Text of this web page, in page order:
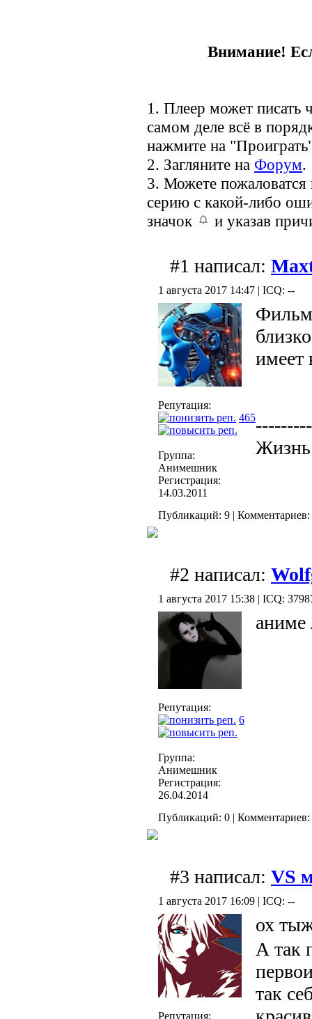
Внимание!
1. Плеер может писать
самом деле всё в
нажмите на
2. Загляните на Форум.
3. Можете
серию с какой-либо
значок
и указав
#1 написал:
1 августа 2017 14:47 | ICQ: --
Репутация:
465
Группа:
Анимешник
Регистрация:
14.03.2011
Фильм
имеет
Жизнь
Публикаций: 9 | Комментариев:
#2 написал:
1 августа 2017 15:38 | ICQ:
Репутация:
6
Группа:
Анимешник
Регистрация:
26.04.2014
Публикаций: 0 | Комментариев:
#3 написал: VS
1 августа 2017 16:09 | ICQ: --
Репутация:
ох
А так
так